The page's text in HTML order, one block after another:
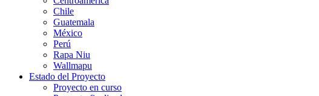
Chile
Guatemala
México
Perú
Rapa Niu
Wallmapu
Estado del Proyecto
Proyecto en curso